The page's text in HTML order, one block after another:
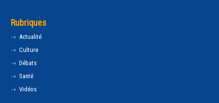
Rubriques
Actualité
Culture
Débats
Santé
Vidéos